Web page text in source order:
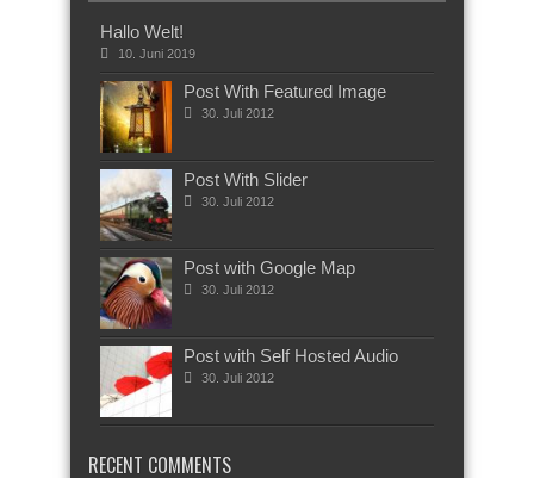
Hallo Welt!
10. Juni 2019
Post With Featured Image
30. Juli 2012
Post With Slider
30. Juli 2012
Post with Google Map
30. Juli 2012
Post with Self Hosted Audio
30. Juli 2012
RECENT COMMENTS